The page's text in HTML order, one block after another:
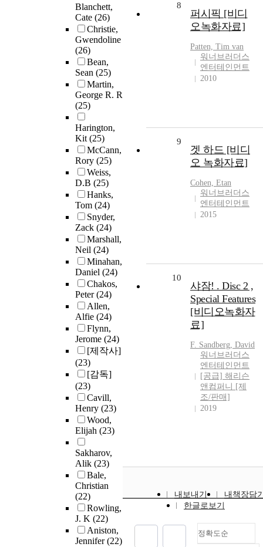
Blanchett,
Cate (26)
Christie,
Gwendoline
(26)
Bean,
Sean (25)
Martin,
George R. R
(25)
Harington,
Kit(25)
McCann,
Rory (25)
Weiss,
D.B (25)
Hanks,
Tom (24)
Snyder,
Zack (24)
Marshall,
Neil (24)
Minahan,
Daniel (24)
Chakos,
Peter(24)
Allen,
Alfie (24)
Flynn,
Jerome (24)
[제작사]
(23)
[감독]
(23)
Cavill,
Henry (23)
Wood,
Elijah (23)
Sakharov,
Alik (23)
Bale,
Christian
(22)
Rowling,
J. K (22)
Aniston,
Jennifer(22)
8
퍼시픽 [비디
오녹화자료]
Patten, Tim van
워너브러더스
엔터테인먼트
2010
9
겟 하드 [비디
오 녹화자료]
Cohen, Etan
워너브러더스
엔터테인먼트
2015
10
샤잠! . Disc 2 ,
Special Features
[비디오녹화자
료]
F. Sandberg, David
워너브러더스
엔터테인먼트
[공급] 해리슨
앤컴퍼니 [제
조/판매]
2019
내보내기
내책장담
한글로보기
정확도순